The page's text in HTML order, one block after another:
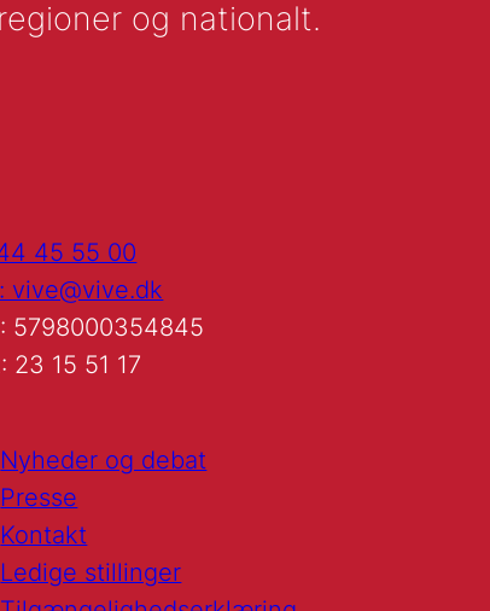
og nationalt.
45 55 00
vive@vive.dk
5798000354845
23 15 51 17
Nyheder og debat
Presse
Kontakt
Ledige stillinger